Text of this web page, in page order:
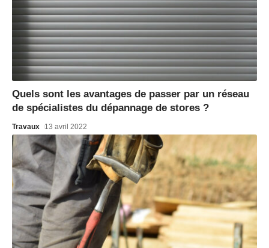
Quels sont les avantages de passer par un réseau
de spécialistes du dépannage de stores ?
Travaux 13 avril 2022